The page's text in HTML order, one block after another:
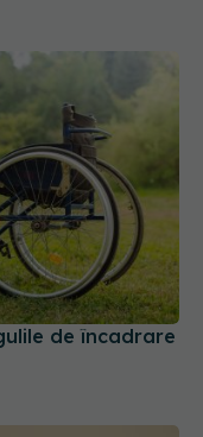
de încadrare